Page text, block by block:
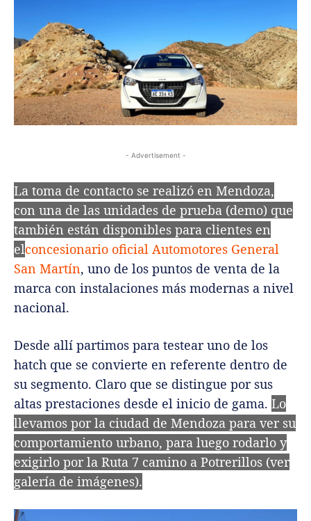
- Advertisement -
La toma de contacto se realizó en Mendoza,
con una de las unidades de prueba (demo) que
también están disponibles para clientes en
elconcesionario oficial Automotores General
San Martín, uno de los puntos de venta de la
marca con instalaciones más modernas a nivel
nacional.
Desde allí partimos para testear uno de los
hatch que se convierte en referente dentro de
su segmento. Claro que se distingue por sus
altas prestaciones desde el inicio de gama. Lo
llevamos por la ciudad de Mendoza para ver su
comportamiento urbano, para luego rodarlo y
exigirlo por la Ruta 7 camino a Potrerillos (ver
galería de imágenes).